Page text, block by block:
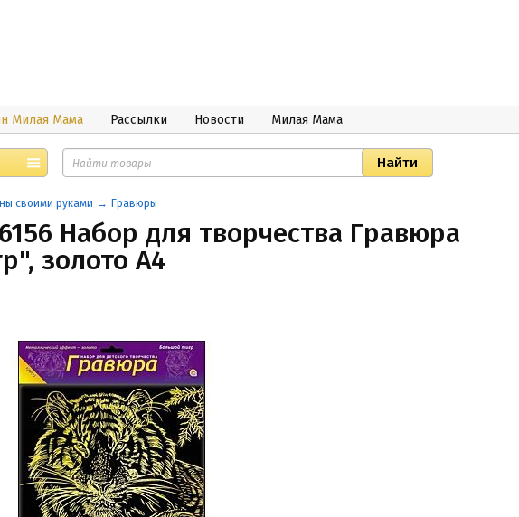
Милая Мама Рассылки Новости Милая Мама
своими руками Гравюры
Набор для творчества Гравюра
золото А4